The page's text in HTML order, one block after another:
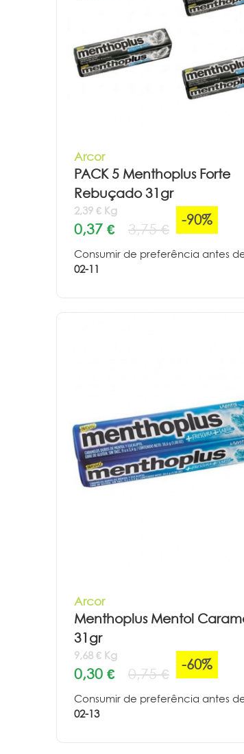
Arcor
PACK 5 Menthoplus Forte
Rebuçado 31gr
2,39 € Kg
0,37 € 3,75 €
-90%
Consumir de preferência antes
02-11
Arcor
Menthoplus Mentol
31gr
9,68 € Kg
0,30 € 0,75 €
-60%
Consumir de preferência antes
02-13